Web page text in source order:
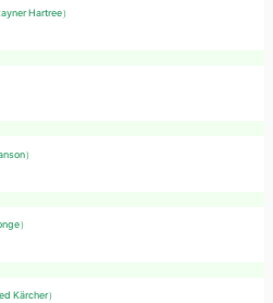
Hartree）
）
）
Kärcher）